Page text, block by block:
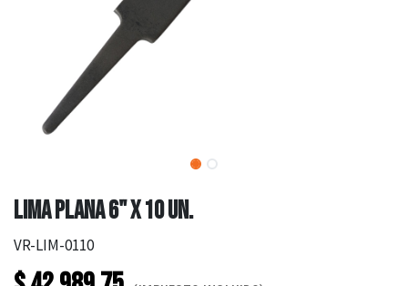
LIMA PLANA 6" X 10 UN.
VR-LIM-0110